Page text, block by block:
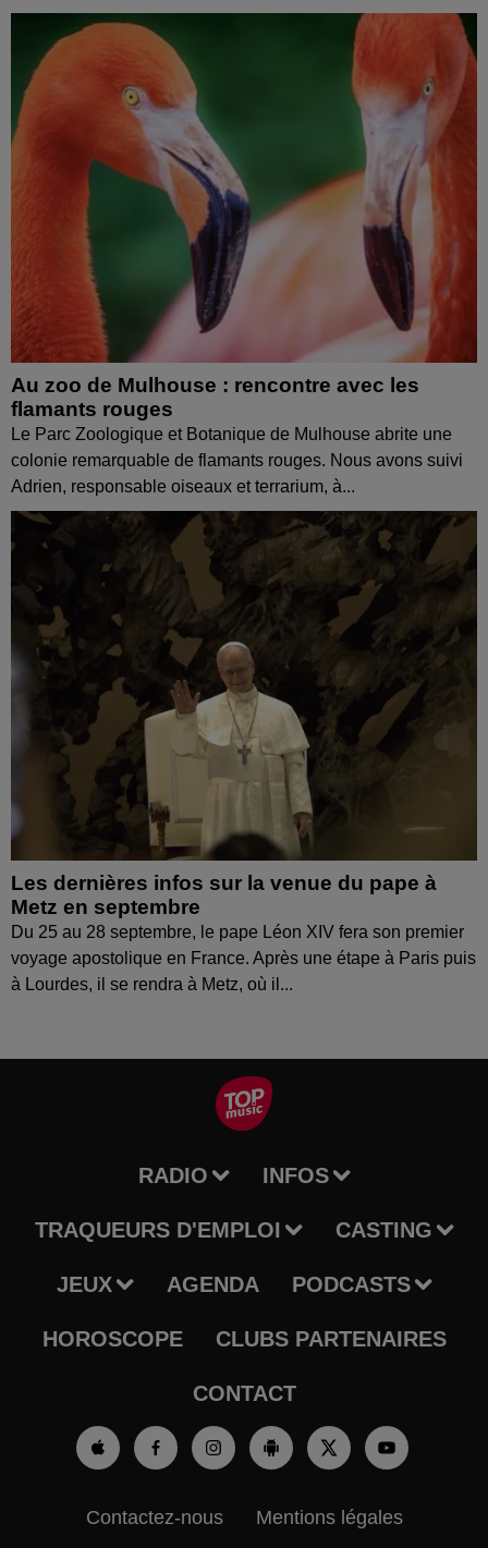
Au zoo de Mulhouse : rencontre avec les
flamants rouges
Le Parc Zoologique et Botanique de Mulhouse abrite une
colonie remarquable de flamants rouges. Nous avons suivi
Adrien, responsable oiseaux et terrarium, à...
Les dernières infos sur la venue du pape à
Metz en septembre
Du 25 au 28 septembre, le pape Léon XIV fera son premier
voyage apostolique en France. Après une étape à Paris puis
à Lourdes, il se rendra à Metz, où il...
RADIO INFOS
TRAQUEURS D'EMPLOI CASTING
JEUX AGENDA PODCASTS
HOROSCOPE CLUBS PARTENAIRES
CONTACT
Contactez-nous Mentions légales